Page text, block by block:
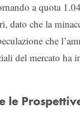
a quota
dato che la
che
del mercato ha
le